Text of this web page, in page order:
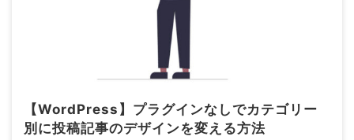
【WordPress】プラグインなしでカテゴリー
別に投稿記事のデザインを変える方法